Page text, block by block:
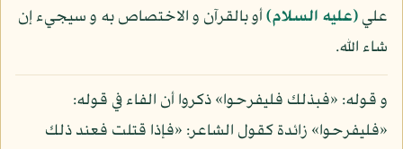
علي(عليه السلام)أو بالقرآن و الاختصاص به و سيجيء إن
شاء الله.
و قوله: «فبذلك فليفرحوا» ذكروا أن الفاء في قوله:
«فليفرحوا» زائدة كقول الشاعر: «فإذا قتلت فعند ذلك